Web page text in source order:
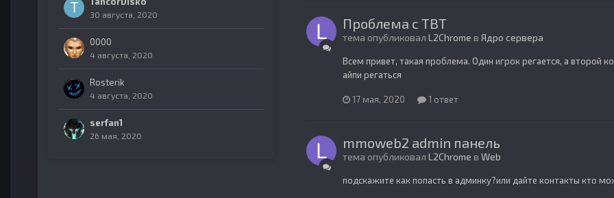
30 августа, 2020
0000
4 августа, 2020
Rosterik
4 августа, 2020
serfan1
26 мая, 2020
Проблема с ТВТ
тема опубликовал L2Chrome в Ядро сервера
Всем привет, такая проблема. Один игрок регается, а второй
айпи регаться
17 мая, 2020 1 ответ
mmoweb2 admin панель
тема опубликовал L2Chrome в Web
подскажите как попасть в админку?или дайте контакты кто